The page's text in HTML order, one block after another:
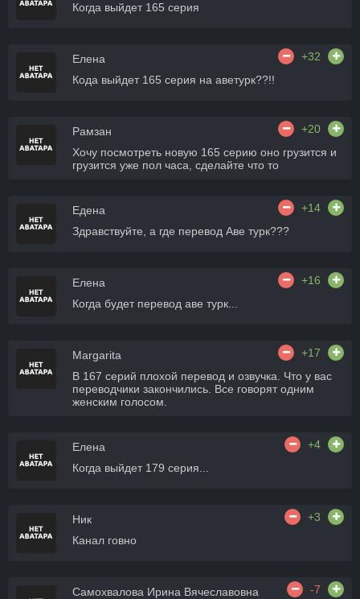
Когда выйдет 165 серия
Елена
+32
Кода выйдет 165 серия на аветурк??!!
Рамзан
+20
Хочу посмотреть новую 165 серию оно грузится и
грузится уже пол часа, сделайте что то
Едена
+14
Здравствуйте, а где перевод Аве турк???
Елена
+16
Когда будет перевод аве турк...
Margarita
+17
В 167 серий плохой перевод и озвучка. Что у вас
переводчики закончились. Все говорят одним
женским голосом.
Елена
+4
Когда выйдет 179 серия...
Ник
+3
Канал говно
Самохвалова Ирина Вячеславовна
-7